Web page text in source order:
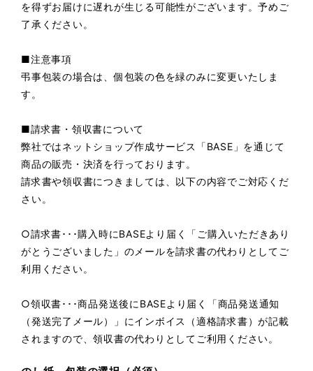
を得ずお届けに遅れが生じる可能性がございます。予めご
了承ください。
■注意事項
弔事包装の場合は、個包装の色を緑のみに変更いたしま
す。
■請求書・領収書について
弊社ではネットショップ作成サービス「BASE」を通じて
商品の販売・決済を行っております。
請求書や領収書につきましては、以下の内容でご対応くだ
さい。
○請求書･･･購入時にBASEより届く「ご購入いただきあり
がとうございました」のメールを請求書の代わりとしてご
利用ください。
○領収書･･･商品発送後にBASEより届く「商品発送通知
（発送完了メール）」にインボイス（適格請求書）が記載
されますので、領収書の代わりとしてご利用ください。